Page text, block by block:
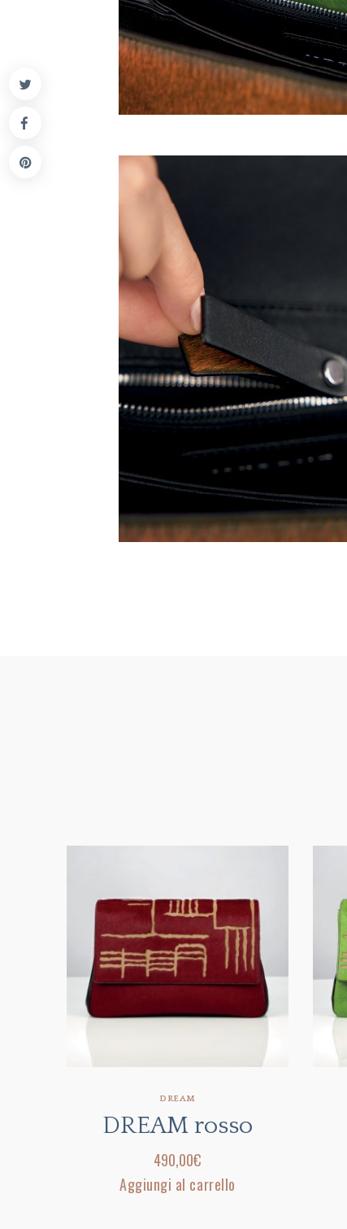
DREAM
DREAM rosso
490,00€
Aggiungi al carrello